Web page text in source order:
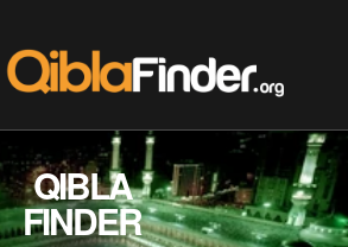
QIBLA
FINDER